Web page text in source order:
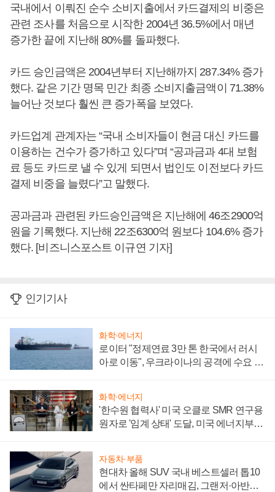
국내에서 이뤄진 순수 소비지출에서 카드결제의 비중은
관련 조사를 처음으로 시작한 2004년 36.5%에서 매년
증가한 끝에 지난해 80%를 돌파했다.
카드 승인금액은 2004년부터 지난해까지 287.34% 증가
했다. 같은 기간 명목 민간 최종 소비지출금액이 71.38%
늘어난 것보다 훨씬 큰 증가폭을 보였다.
카드업계 관계자는 “국내 소비자들이 현금 대신 카드를
이용하는 건수가 증가하고 있다”며 “공과금과 4대 보험
료 등도 카드로 낼 수 있게 되면서 법인도 이전보다 카드
결제 비중을 늘렸다”고 말했다.
공과금과 관련된 카드승인금액은 지난해에 46조2900억
원을 기록했다. 지난해 22조6300억 원보다 104.6% 증가
했다. [비즈니스포스트 이규연 기자]
인기기사
화학·에너지
로이터 "정제연료 3만 톤 한국에서 러시
아로 이동", 우크라이나의 공격에 수요 늘
화학·에너지
'한수원 협력사' 미국 오클로 SMR 연구용
원자로 '임계 상태' 도달, 미국 에너지부
자동차·부품
현대차 올해 SUV 국내 베스트셀러 톱10
에서 싼타페만 자리매김, 그랜저·아반떼